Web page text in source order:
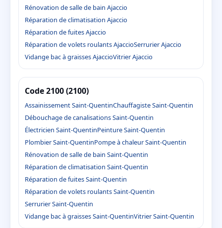
Rénovation de salle de bain Ajaccio
Réparation de climatisation Ajaccio
Réparation de fuites Ajaccio
Réparation de volets roulants AjaccioSerrurier Ajaccio
Vidange bac à graisses AjaccioVitrier Ajaccio
Code 2100 (2100)
Assainissement Saint-QuentinChauffagiste Saint-Quentin
Débouchage de canalisations Saint-Quentin
Électricien Saint-QuentinPeinture Saint-Quentin
Plombier Saint-QuentinPompe à chaleur Saint-Quentin
Rénovation de salle de bain Saint-Quentin
Réparation de climatisation Saint-Quentin
Réparation de fuites Saint-Quentin
Réparation de volets roulants Saint-Quentin
Serrurier Saint-Quentin
Vidange bac à graisses Saint-QuentinVitrier Saint-Quentin